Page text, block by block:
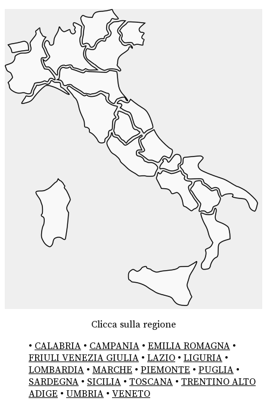
Clicca sulla regione
• CALABRIA • CAMPANIA • EMILIA ROMAGNA •
FRIULI VENEZIA GIULIA • LAZIO • LIGURIA •
LOMBARDIA • MARCHE • PIEMONTE • PUGLIA •
SARDEGNA • SICILIA • TOSCANA • TRENTINO ALTO
ADIGE • UMBRIA • VENETO